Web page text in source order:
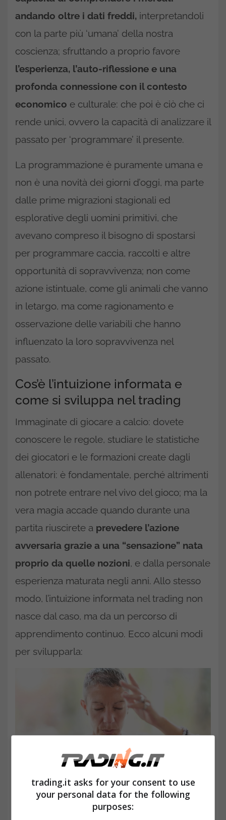
andando oltre i dati freddi, interpretandoli
con la parte più ‘umana’ della nostra
coscienza; sfruttando a proprio favore
l’esperienza, l’auto-riflessione e una
profonda connessione con il contesto
economico e culturale: che poi è ciò che ci
rende unici, ovvero la capacità di analizzare il
passato per ‘programmare’ il presente.
La programmazione è puramente umana e
non è una novità dei giorni d’oggi, ma parte
dalle prime migrazioni stagionali ed
esplorative degli uomini primitivi, che
avevano compreso il bisogno di spostarsi
per programmare caccia, raccolti e altre
opportunità di sopravvivenza; non come
azione istintuale, come gli animali che vanno
in letargo, ma come ragionamento e
osservazione delle variabili che hanno
influenzato la loro sopravvivenza nel
passato.
Cos’è l’intuizione informata e
come si sviluppa nel trading
Immaginate di giocare a calcio: dovete
conoscere le regole, studiare le statistiche
dei giocatori e le formazioni create dagli
allenatori: è fondamentale, perché altrimenti
non potrete entrare nel vivo del gioco; ma la
vera magia accade quando durante una
partita riuscirete a prevedere l’azione
avversaria grazie a una “sensazione” nata
proprio da quelle nozioni, e dalla personale
esperienza maturata negli anni. Allo stesso
modo, l’intuizione informata nel trading non
nasce dal caso, ma da un percorso di
apprendimento continuo. Ecco alcuni modi
per svilupparla:
Cos’è l’intuizione informata e come si sviluppa nel trading
trading.it asks for your consent to use
your personal data for the following
purposes: